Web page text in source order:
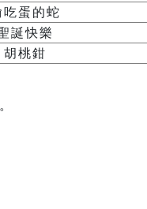
吃蛋的蛇
誕快樂
胡桃鉗